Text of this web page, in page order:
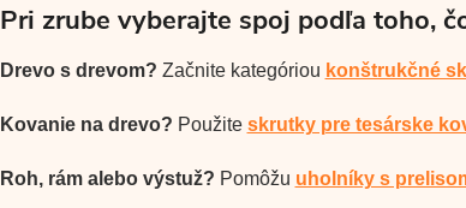
Pri zrube vyberajte spoj podľa toho,
Drevo s drevom? Začnite kategóriou konštrukčné
Kovanie na drevo? Použite skrutky pre tesárske
Roh, rám alebo výstuž? Pomôžu uholníky s